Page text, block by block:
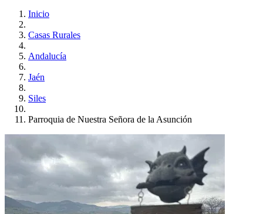
Inicio
Casas Rurales
Andalucía
Jaén
Siles
Parroquia de Nuestra Señora de la Asunción